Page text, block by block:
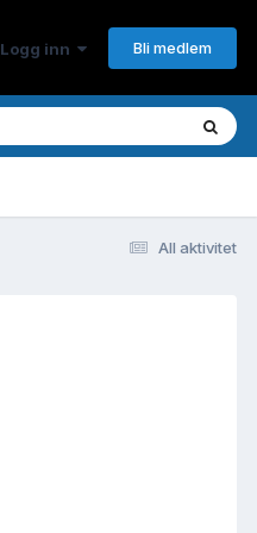
Logg inn Bli medlem
All aktivitet